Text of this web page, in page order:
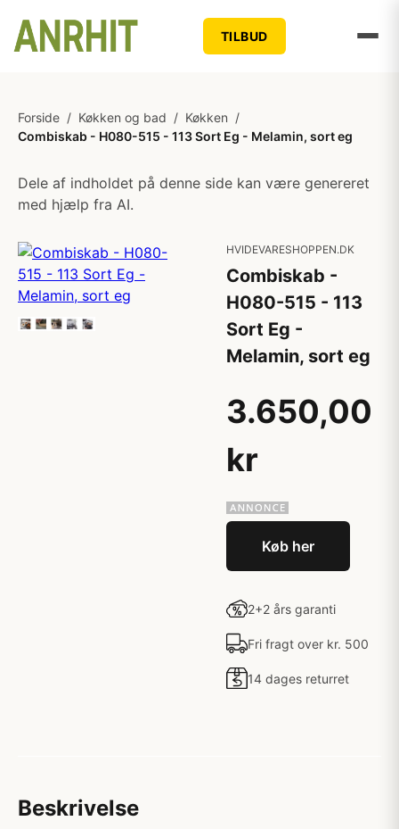
TILBUD
Forside / Køkken og bad / Køkken /
Combiskab - H080-515 - 113 Sort Eg - Melamin, sort eg
Dele af indholdet på denne side kan være genereret
med hjælp fra AI.
HVIDEVARESHOPPEN.DK
Combiskab -
H080-515 - 113
Sort Eg -
Melamin, sort eg
3.650,00
kr
Køb her
2+2 års garanti
Fri fragt over kr. 500
14 dages returret
Beskrivelse